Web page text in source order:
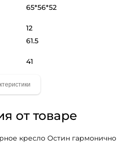
65*56*52
12
61.5
41
от товаре
кресло Остин гармонично